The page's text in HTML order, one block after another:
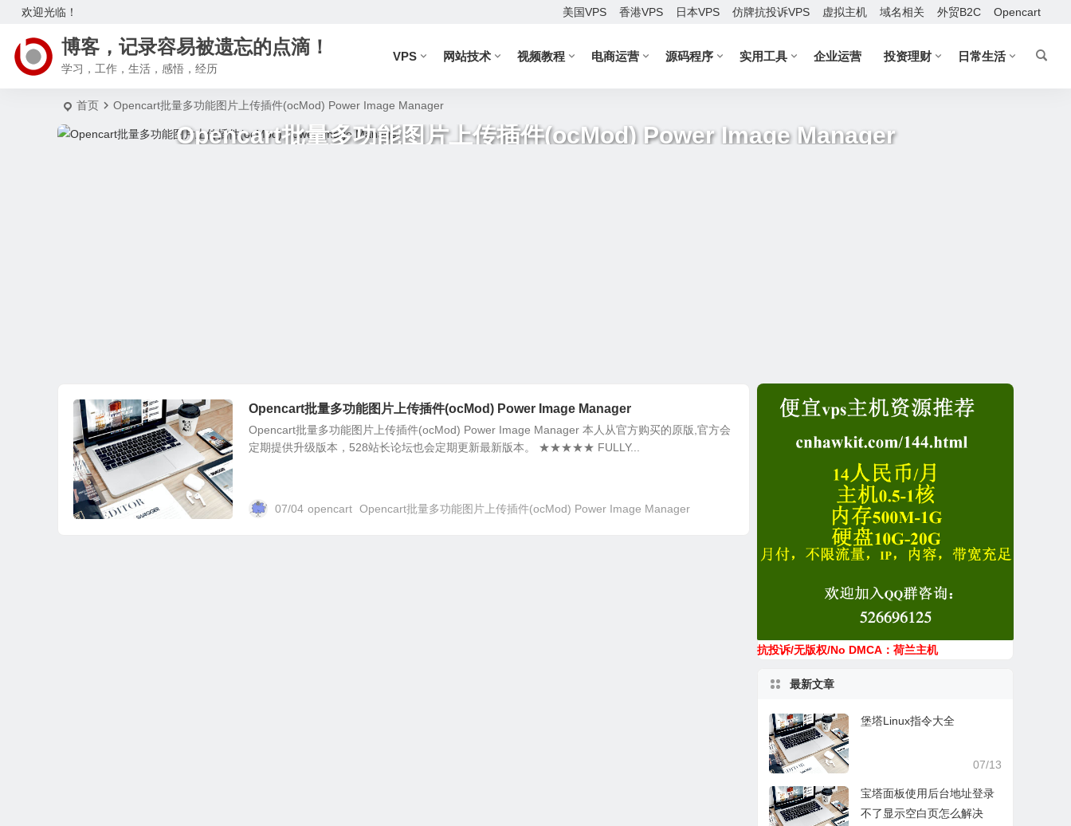
欢迎光临！ 美国VPS 香港VPS 日本VPS 仿牌抗投诉VPS 虚拟主机 域名相关 外贸B2C Opencart
博客，记录容易被遗忘的点滴！
学习，工作，生活，感悟，经历
VPS 网站技术 视频教程 电商运营 源码程序 实用工具 企业运营 投资理财 日常生活
首页 Opencart批量多功能图片上传插件(ocMod) Power Image Manager
Opencart批量多功能图片上传插件(ocMod) Power Image Manager
Opencart批量多功能图片上传插件(ocMod) Power Image Manager
Opencart批量多功能图片上传插件(ocMod) Power Image Manager 本人从官方购买的原版,官方会
定期提供升级版本，528站长论坛也会定期更新最新版本。 ★★★★★ FULLY...
07/04 opencart Opencart批量多功能图片上传插件(ocMod) Power Image Manager
抗投诉/无版权/No DMCA：荷兰主机
最新文章
堡塔Linux指令大全
07/13
宝塔面板使用后台地址登录
不了显示空白页怎么解决